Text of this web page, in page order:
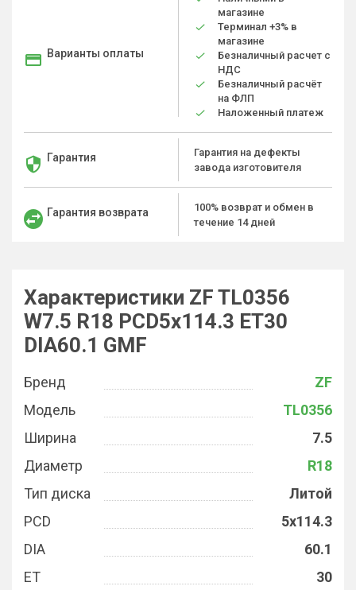
Варианты оплаты
магазине
Терминал +3% в
магазине
Безналичный расчет с
НДС
Безналичный расчёт
на ФЛП
Наложенный платеж
Гарантия
Гарантия на дефекты
завода изготовителя
Гарантия возврата
100% возврат и обмен в
течение 14 дней
Характеристики ZF TL0356
W7.5 R18 PCD5x114.3 ET30
DIA60.1 GMF
Бренд
ZF
Модель
TL0356
Ширина
7.5
Диаметр
R18
Тип диска
Литой
PCD
5x114.3
DIA
60.1
ET
30